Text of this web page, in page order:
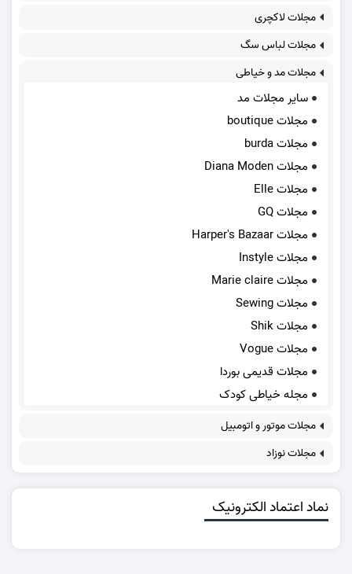
مجلات لاکچری
مجلات لباس سگ
مجلات مد و خیاطی
سایر مجلات مد
مجلات boutique
مجلات burda
مجلات Diana Moden
مجلات Elle
مجلات GQ
مجلات Harper's Bazaar
مجلات Instyle
مجلات Marie claire
مجلات Sewing
مجلات Shik
مجلات Vogue
مجلات قدیمی بوردا
مجله خیاطی کودک
مجلات موتور و اتومبیل
مجلات نوزاد
نماد اعتماد الکترونیک